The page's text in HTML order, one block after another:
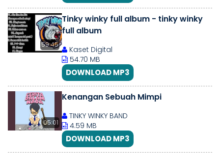
59:45
Tinky winky full album - tinky winky
full album
Kaset Digital
54.70 MB
DOWNLOAD MP3
05:01
Kenangan Sebuah Mimpi
TINKY WINKY BAND
4.59 MB
DOWNLOAD MP3